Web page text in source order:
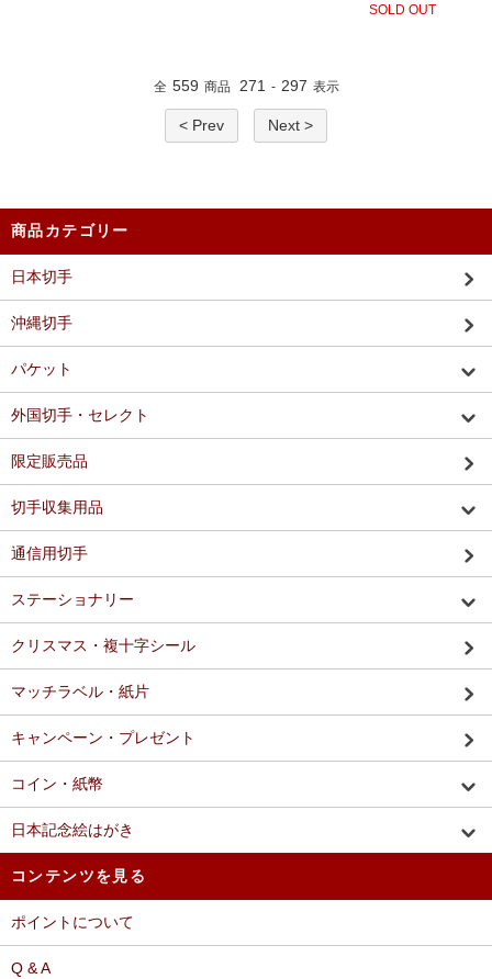
SOLD OUT
全 559 商品 271 - 297 表示
< Prev Next >
商品カテゴリー
日本切手
沖縄切手
パケット
外国切手・セレクト
限定販売品
切手収集用品
通信用切手
ステーショナリー
クリスマス・複十字シール
マッチラベル・紙片
キャンペーン・プレゼント
コイン・紙幣
日本記念絵はがき
コンテンツを見る
ポイントについて
Q & A